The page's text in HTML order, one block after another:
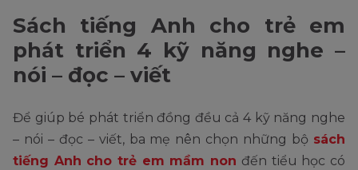
Sách tiếng Anh cho trẻ em
phát triển 4 kỹ năng nghe –
nói – đọc – viết
Để giúp bé phát triển đồng đều cả 4 kỹ năng nghe
– nói – đọc – viết, ba mẹ nên chọn những bộ sách
tiếng Anh cho trẻ em mầm non đến tiểu học có